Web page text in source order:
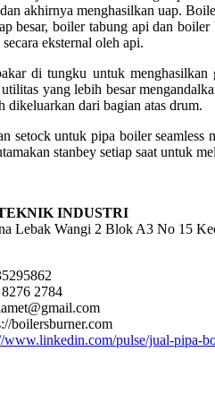
akhirnya menghasilkan uap.
besar, boiler tabung api dan
eksternal oleh api.
di tungku untuk
utilitas yang lebih besar
dikeluarkan dari bagian atas drum.
setock untuk pipa boiler seamless
stanbey setiap saat untuk
INDUSTRI
Lebak Wangi 2 Blok A3 No 15
2784
www.linkedin.com/pulse/jual-pipa-